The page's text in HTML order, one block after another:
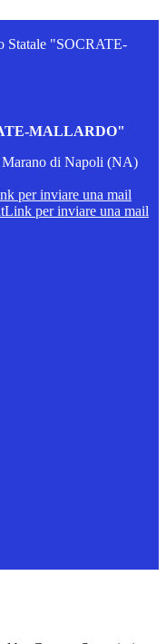
Statale "SOCRATE-
MALLARDO"
di Napoli (NA)
per inviare una mail
Link per inviare una mail